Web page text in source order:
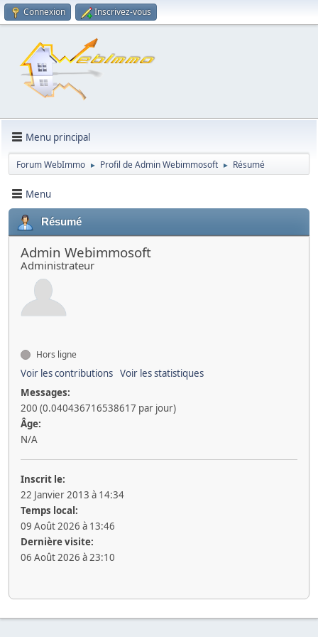
Connexion Inscrivez-vous
Menu principal
Forum WebImmo ► Profil de Admin Webimmosoft ► Résumé
Menu
Résumé
Admin Webimmosoft
Administrateur
Hors ligne
Voir les contributions Voir les statistiques
Messages:
200 (0.040436716538617 par jour)
Âge:
N/A
Inscrit le:
22 Janvier 2013 à 14:34
Temps local:
09 Août 2026 à 13:46
Dernière visite:
06 Août 2026 à 23:10